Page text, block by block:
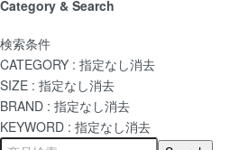
Category & Search
検索条件
CATEGORY : 指定なし消去
SIZE : 指定なし消去
BRAND : 指定なし消去
KEYWORD : 指定なし消去